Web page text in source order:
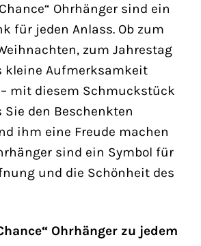
Ohrhänger sind ein
für jeden Anlass. Ob zum
zum Jahrestag
kleine Aufmerksamkeit
mit diesem Schmuckstück
Sie den Beschenkten
ihm eine Freude machen
sind ein Symbol für
und die Schönheit des
Ohrhänger zu jedem